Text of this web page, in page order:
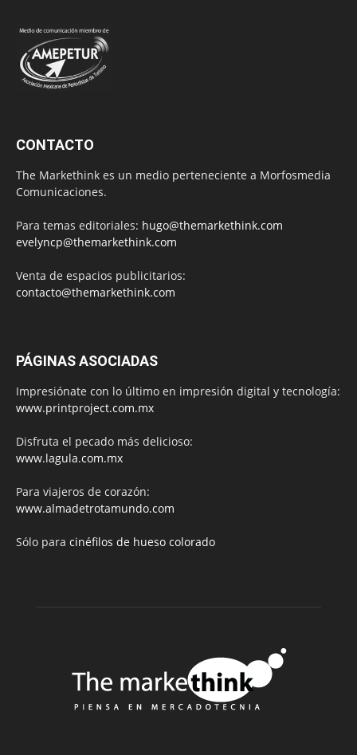
CONTACTO
The Markethink es un medio perteneciente a Morfosmedia
Comunicaciones.
Para temas editoriales: hugo@themarkethink.com
evelyncp@themarkethink.com
Venta de espacios publicitarios:
contacto@themarkethink.com
PÁGINAS ASOCIADAS
Impresiónate con lo último en impresión digital y tecnología:
www.printproject.com.mx
Disfruta el pecado más delicioso:
www.lagula.com.mx
Para viajeros de corazón:
www.almadetrotamundo.com
Sólo para cinéfilos de hueso colorado